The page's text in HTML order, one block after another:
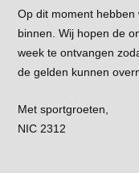
Op dit moment hebben
binnen. Wij hopen de
week te ontvangen
de gelden kunnen
Met sportgroeten,
NIC 2312